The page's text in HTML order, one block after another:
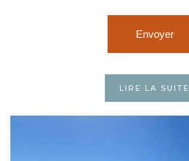
LIRE LA SUITE